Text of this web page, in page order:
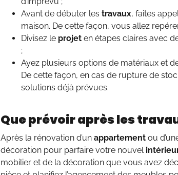
Avant de débuter les travaux, faites
maison. De cette façon, vous allez
Divisez le projet en étapes claires avec
;
Ayez plusieurs options de matériaux et
De cette façon, en cas de rupture de
solutions déjà prévues.
Que prévoir après les
Après la rénovation d’un appartement ou
décoration pour parfaire votre nouvel
mobilier et de la décoration que vous avez